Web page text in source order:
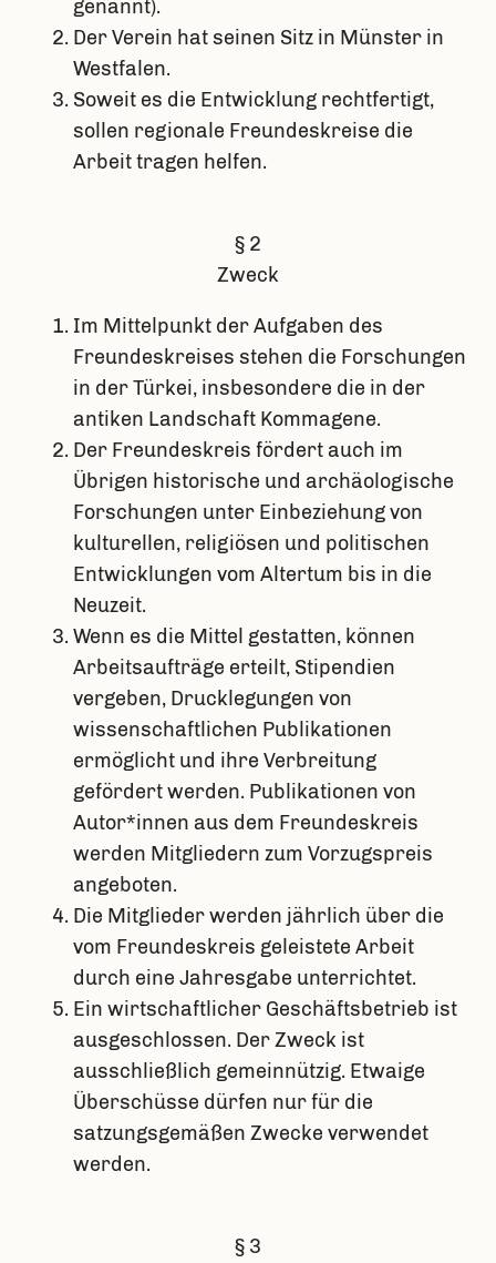
genannt).
Der Verein hat seinen Sitz in Münster in
Westfalen.
Soweit es die Entwicklung rechtfertigt,
sollen regionale Freundeskreise die
Arbeit tragen helfen.
§ 2
Zweck
Im Mittelpunkt der Aufgaben des
Freundeskreises stehen die Forschungen
in der Türkei, insbesondere die in der
antiken Landschaft Kommagene.
Der Freundeskreis fördert auch im
Übrigen historische und archäologische
Forschungen unter Einbeziehung von
kulturellen, religiösen und politischen
Entwicklungen vom Altertum bis in die
Neuzeit.
Wenn es die Mittel gestatten, können
Arbeitsaufträge erteilt, Stipendien
vergeben, Drucklegungen von
wissenschaftlichen Publikationen
ermöglicht und ihre Verbreitung
gefördert werden. Publikationen von
Autor*innen aus dem Freundeskreis
werden Mitgliedern zum Vorzugspreis
angeboten.
Die Mitglieder werden jährlich über die
vom Freundeskreis geleistete Arbeit
durch eine Jahresgabe unterrichtet.
Ein wirtschaftlicher Geschäftsbetrieb ist
ausgeschlossen. Der Zweck ist
ausschließlich gemeinnützig. Etwaige
Überschüsse dürfen nur für die
satzungsgemäßen Zwecke verwendet
werden.
§ 3